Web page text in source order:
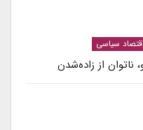
سیاسی
ناتوان از زاده‌شدن